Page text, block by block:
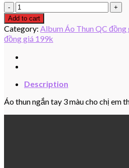
Áo
thun
đồng
giá
199k
Update
13/7/2024
Add to cart
Category: Album Áo Thun QC đồng
đồng giá 199k
Description
Áo thun ngắn tay 3 màu cho chị